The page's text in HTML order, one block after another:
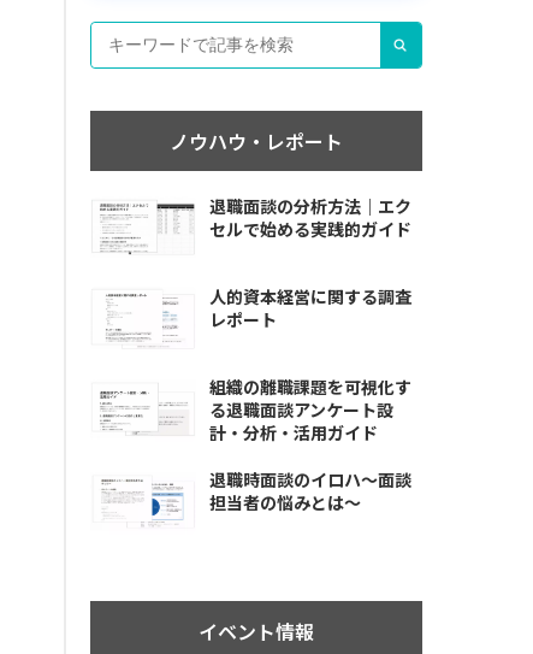
ノウハウ・レポート
退職面談の分析方法｜エク
セルで始める実践的ガイド
人的資本経営に関する調査
レポート
組織の離職課題を可視化す
る退職面談アンケート設
計・分析・活用ガイド
退職時面談のイロハ〜面談
担当者の悩みとは〜
イベント情報